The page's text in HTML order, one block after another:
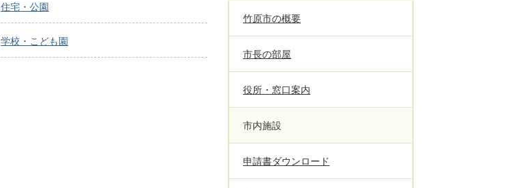
住宅・公園
学校・こども園
竹原市の概要
市長の部屋
役所・窓口案内
市内施設
申請書ダウンロード